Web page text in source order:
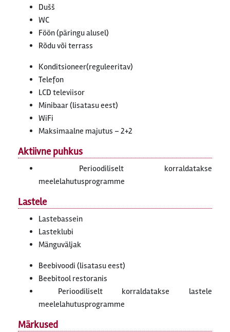
Dušš
WC
Föön (päringu alusel)
Rõdu või terrass
Konditsioneer(reguleeritav)
Telefon
LCD televiisor
Minibaar (lisatasu eest)
WiFi
Maksimaalne majutus – 2+2
Aktiivne puhkus
Perioodiliselt korraldatakse
meelelahutusprogramme
Lastele
Lastebassein
Lasteklubi
Mänguväljak
Beebivoodi (lisatasu eest)
Beebitool restoranis
Perioodiliselt korraldatakse lastele
meelelahutusprogramme
Märkused